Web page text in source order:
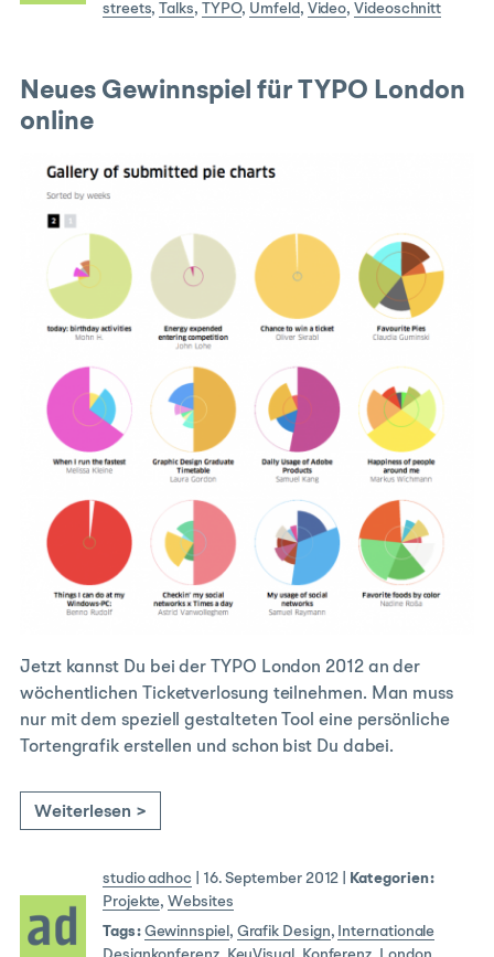
streets,Talks, TYPO, Umfeld , Video,Videoschnitt
Neues Gewinnspiel für TYPO London
online
Jetzt kannst Du bei der TYPO London 2012 an der
wöchentlichen Ticketverlosung teilnehmen. Man muss
nur mit dem speziell gestalteten Tool eine persönliche
Tortengrafik erstellen und schon bist Du dabei.
Weiterlesen >
studio adhoc 16. September 2012
Kategorien:
Projekte,Websites
Tags: Gewinnspiel , Grafik Design, Internationale